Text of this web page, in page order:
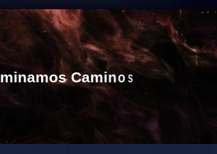
minamos Caminos